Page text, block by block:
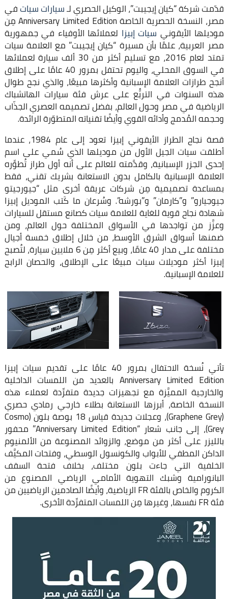
قدّمت شركة “كيان إيجيبت”، الوكيل الحصري لـسيارات سياتفي
مصر، النسخة الحصرية الخاصة Anniversary Limited Edition مِن
موديلها الأيقوني سيات إبيزا لعملائها الأوفياء في جمهورية
مصر العربية، علمًا بأن مسيرة “كيان إيجيبت” مع العلامة سيات
تمتد لعام 2016، مع تسليم أكثر من 30 ألف سيارة لعملائها
في السوق المحلي، واليوم تحتفل بمرور 40 عامًا على إطلاق
أنجح طرازات العلامة الإسبانية وأكثرها مبيعًا، والذي نجح طوال
هذه السنوات في التربُّع على عرش فئة سيارات الهاتشباك
الرياضية في مصر وحول العالم، بفضل تصميمه العصري الجذّاب
وحجمه المُدمج وأدائه القوي وأيضًا تقنياته المتطوّرة الرائدة.
قصة نجاح الطراز الأيقوني إبيزا تعود إلى عام 1984، عندما
أطلقت سيات الجيل الأول من موديلها الذي سُمي على اسم
إحدى الجزر الإسبانية، وقدَّمته للعالم على أنه أول طراز تُطوِّره
العلامة الإسبانية بالكامل بدون الاستعانة بشريك تقني، فقط
بمساعدة تصميمية مِن شركات عريقة أخرى مثل “جيورجيتو
جيوجيارو” و”كارمان” و”بورشه”. وسُرعان ما كَتب الموديل إبيزا
شهادة نجاح قوية للغاية للعلامة سيات كصانع مستقل للسيارات
وعزَّز من تواجدها في الأسواق المختلفة حول العالم، ومن
ضمنها أسواق الشرق الأوسط، من خلال إطلاق خمسة أجيال
مختلفة على مدار 40 عامًا، وبيع أكثر مِن 6 ملايين سيارة، لتُصبح
إبيزا أكثر موديلات سيات مبيعًا على الإطلاق، والحصان الرابح
للعلامة الإسبانية.
تأتي نُسخة الاحتفال بمرور 40 عامًا على تقديم سيات إبيزا
Anniversary Limited Edition بالعديد من اللمسات الداخلية
والخارجية المميَّزة مع تجهيزات جديدة متفرِّدة لعملاء هذه
النسخة الخاصة، أبرزها الاستعانة بطلاء خارجي رمادي حصري
(Graphene Grey)، وعجلات جديدة قياس 18 بوصة بلون (Cosmo
Grey)، إلى جانب شعار “Anniversary Limited Edition” محفور
بالليزر على أكثر من موضع، والزوائد المصنوعة من الألمنيوم
الداكن المطفي للأبواب والكونسول الوسطي، وفتحات المكيَّف
الخلفية التي جاءت بلون مختلف، بخلاف فتحة السقف
البانورامية وشبك التهوية الأمامي الرياضي المصنوع من
الكروم والخاص بالفئة FR الرياضية، وأيضًا الصادمين الرياضيين من
فئة FR نفسها، وغيرها مِن اللمسات المتفرِّدة الأخرى.